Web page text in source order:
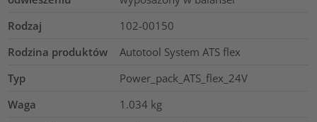
Rodzaj
102-00150
Rodzina produktów
Autotool System ATS flex
Typ
Power_pack_ATS_flex_24V
Waga
1.034 kg